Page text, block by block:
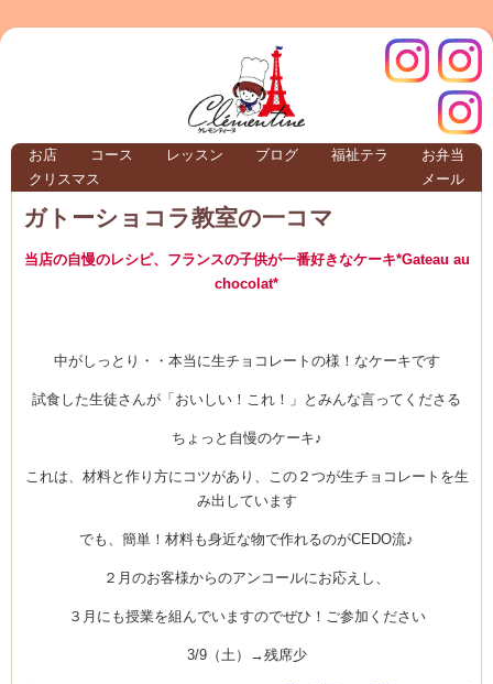
クレモンティーヌ – 新百合ヶ丘の料理教
お店 コース レッスン ブログ 福祉テラ
お弁当
クリスマス
メール
インス
クレモ
ンティ
ガトーショコラ教室の一コマ
当店の自慢のレシピ、フランスの子供が一番好きなケーキ*Gateau au
chocolat*
中がしっとり・・本当に生チョコレートの様！なケーキです
試食した生徒さんが「おいしい！これ！」とみんな言ってくださる
ちょっと自慢のケーキ♪
これは、材料と作り方にコツがあり、この２つが生チョコレートを生
み出しています
でも、簡単！材料も身近な物で作れるのがCEDO流♪
２月のお客様からのアンコールにお応えし、
３月にも授業を組んでいますのでぜひ！ご参加ください
3/9（土）→残席少